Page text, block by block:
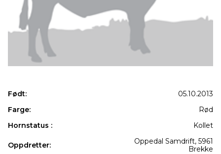
Født:
05.10.2013
Farge:
Rød
Hornstatus :
Kollet
Oppdretter:
Oppedal Samdrift, 5961
Brekke